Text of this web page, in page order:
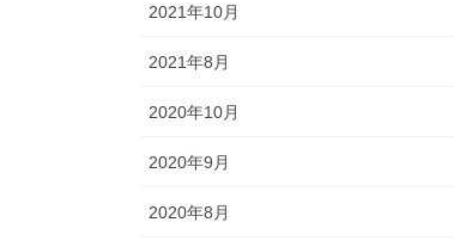
2021年10月
2021年8月
2020年10月
2020年9月
2020年8月